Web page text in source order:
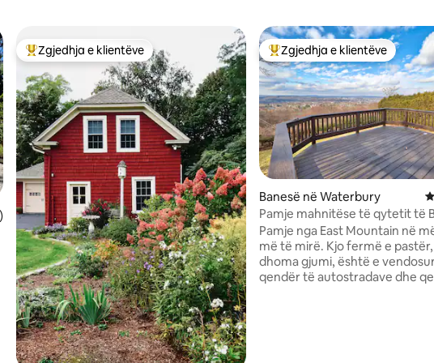
mesatar 5 nga 5, 668 vlerësime
Më të mirat e zgjedhjeve të klientëve
Zgjedhja e klientëve Më të mirat e zgjedhjeve të
Zgjedhja e klientëve
Banesë në Waterbury
Pamje mahnitëse të qytetit të
Pamje nga East Mountain në
më të mirë. Kjo fermë e
dhoma gjumi, është e
qendër të autostradave dhe